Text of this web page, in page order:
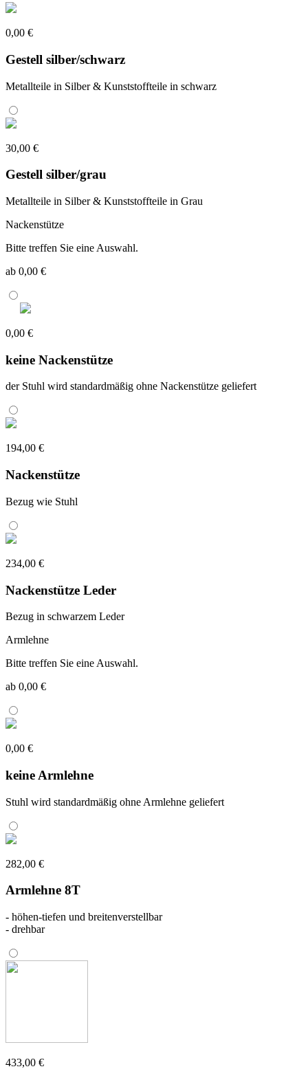
0,00 €
Gestell silber/schwarz
Metallteile in Silber & Kunststoffteile in schwarz
30,00 €
Gestell silber/grau
Metallteile in Silber & Kunststoffteile in Grau
Nackenstütze
Bitte treffen Sie eine Auswahl.
ab 0,00 €
0,00 €
keine Nackenstütze
der Stuhl wird standardmäßig ohne Nackenstütze geliefert
194,00 €
Nackenstütze
Bezug wie Stuhl
234,00 €
Nackenstütze Leder
Bezug in schwarzem Leder
Armlehne
Bitte treffen Sie eine Auswahl.
ab 0,00 €
0,00 €
keine Armlehne
Stuhl wird standardmäßig ohne Armlehne geliefert
282,00 €
Armlehne 8T
- höhen-tiefen und breitenverstellbar
- drehbar
433,00 €